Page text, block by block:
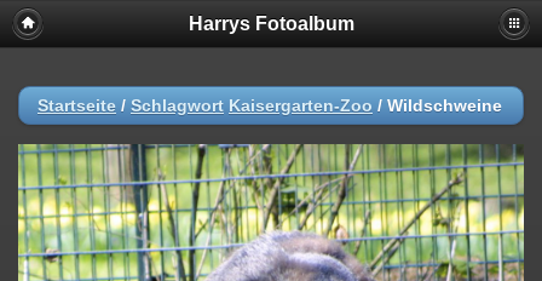
Harrys Fotoalbum
Startseite / Schlagwort Kaisergarten-Zoo / Wildschweine